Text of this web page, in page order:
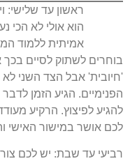
ראשון עד
הוא אולי לא הכי
אמיתית ללמוד
בוחרים לשתוק לסיים
'חיובית' אבל הצד השני
הפנימיים. הגיע הזמן
להגיע לפיצוץ. הרקיע
לכם אושר במישור האישי
רביעי עד שבת: יש לכם